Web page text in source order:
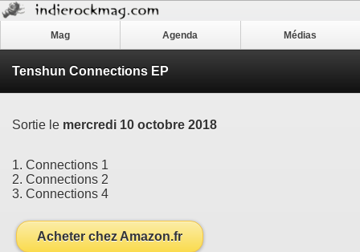
Mag Agenda Médias
Tenshun Connections EP
Sortie le mercredi 10 octobre 2018
1. Connections 1
2. Connections 2
3. Connections 4
Acheter chez Amazon.fr